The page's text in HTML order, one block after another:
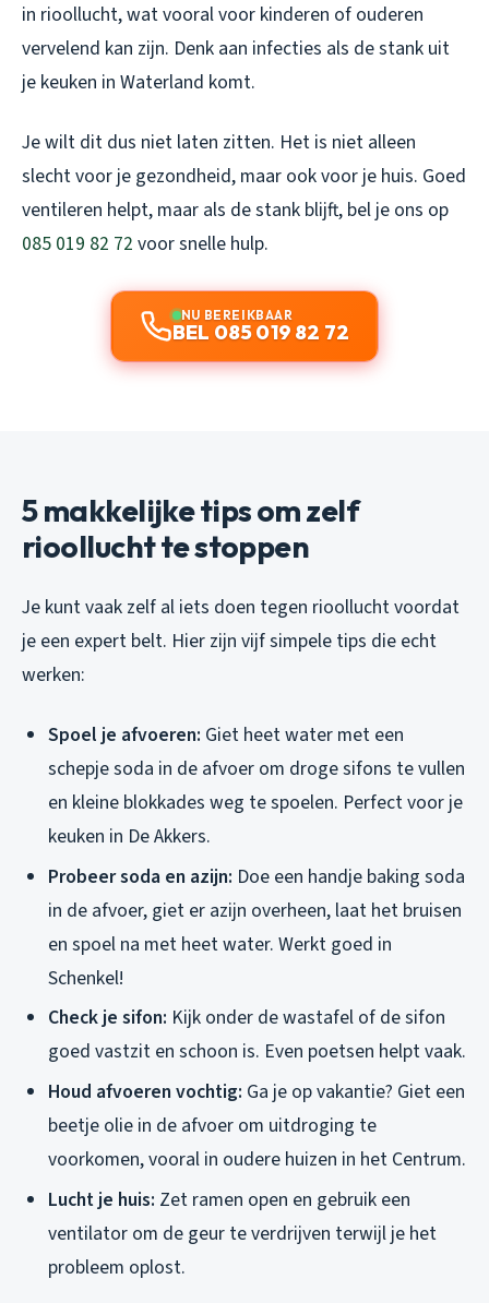
in rioollucht, wat vooral voor kinderen of ouderen
vervelend kan zijn. Denk aan infecties als de stank uit
je keuken in Waterland komt.
Je wilt dit dus niet laten zitten. Het is niet alleen
slecht voor je gezondheid, maar ook voor je huis. Goed
ventileren helpt, maar als de stank blijft, bel je ons op
085 019 82 72 voor snelle hulp.
NU BEREIKBAAR
BEL 085 019 82 72
5 makkelijke tips om zelf
rioollucht te stoppen
Je kunt vaak zelf al iets doen tegen rioollucht voordat
je een expert belt. Hier zijn vijf simpele tips die echt
werken:
Spoel je afvoeren: Giet heet water met een
schepje soda in de afvoer om droge sifons te vullen
en kleine blokkades weg te spoelen. Perfect voor je
keuken in De Akkers.
Probeer soda en azijn: Doe een handje baking soda
in de afvoer, giet er azijn overheen, laat het bruisen
en spoel na met heet water. Werkt goed in
Schenkel!
Check je sifon: Kijk onder de wastafel of de sifon
goed vastzit en schoon is. Even poetsen helpt vaak.
Houd afvoeren vochtig: Ga je op vakantie? Giet een
beetje olie in de afvoer om uitdroging te
voorkomen, vooral in oudere huizen in het Centrum.
Lucht je huis: Zet ramen open en gebruik een
ventilator om de geur te verdrijven terwijl je het
probleem oplost.